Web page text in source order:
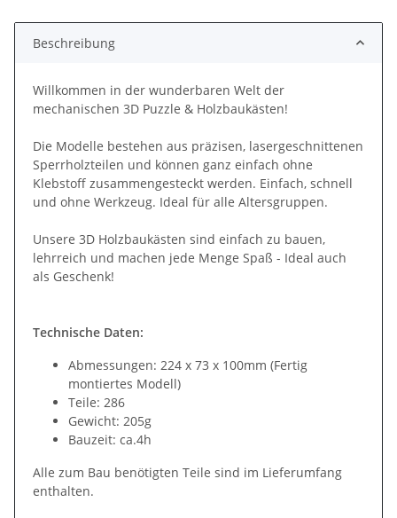
Beschreibung
Willkommen in der wunderbaren Welt der
mechanischen 3D Puzzle & Holzbaukästen!
Die Modelle bestehen aus präzisen, lasergeschnittenen
Sperrholzteilen und können ganz einfach ohne
Klebstoff zusammengesteckt werden. Einfach, schnell
und ohne Werkzeug. Ideal für alle Altersgruppen.
Unsere 3D Holzbaukästen sind einfach zu bauen,
lehrreich und machen jede Menge Spaß - Ideal auch
als Geschenk!
Technische Daten:
Abmessungen: 224 x 73 x 100mm (Fertig
montiertes Modell)
Teile: 286
Gewicht: 205g
Bauzeit: ca.4h
Alle zum Bau benötigten Teile sind im Lieferumfang
enthalten.